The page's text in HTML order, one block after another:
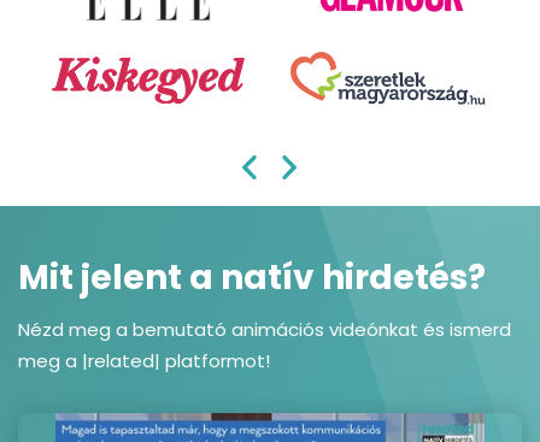
Mit jelent a natív hirdetés?
Nézd meg a bemutató animációs videónkat és ismerd
meg a |related| platformot!